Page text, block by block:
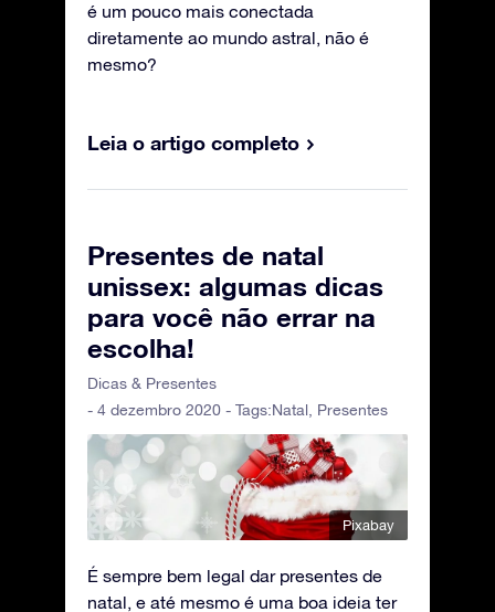
é um pouco mais conectada
diretamente ao mundo astral, não é
mesmo?
Leia o artigo completo
Presentes de natal
unissex: algumas dicas
para você não errar na
escolha!
Dicas & Presentes
- 4 dezembro 2020 - Tags:Natal, Presentes
Pixabay
É sempre bem legal dar presentes de
natal, e até mesmo é uma boa ideia ter